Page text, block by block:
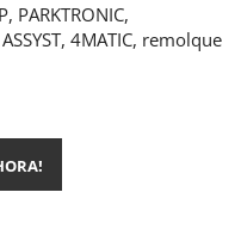
PARKTRONIC,
4MATIC, remolque